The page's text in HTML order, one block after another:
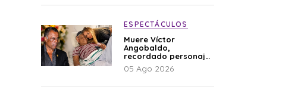
ESPECTÁCULOS
Muere Víctor
Angobaldo,
recordado personaje
de la farándula y
expareja de Shirley
05 Ago 2026